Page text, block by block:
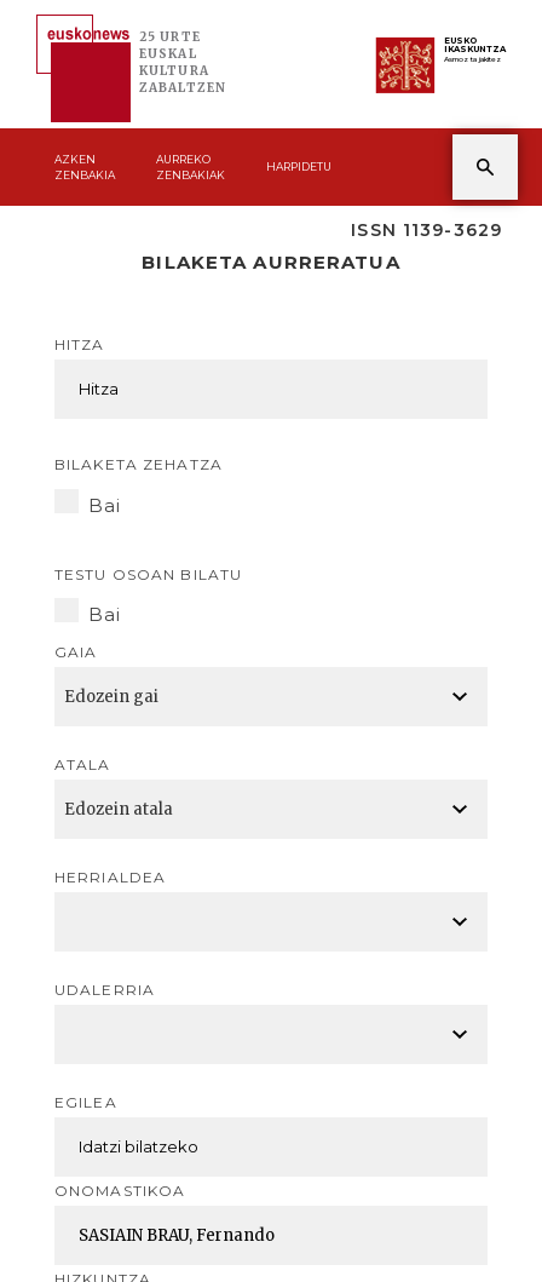
25 URTE
EUSKAL
KULTURA
ZABALTZEN
EUSKO
IKASKUNTZA
Asmoz ta jakitez
AZKEN
ZENBAKIA
AURREKO
ZENBAKIAK
HARPIDETU
ISSN 1139-3629
BILAKETA AURRERATUA
HITZA
BILAKETA ZEHATZA
Bai
TESTU OSOAN BILATU
Bai
GAIA
ATALA
HERRIALDEA
UDALERRIA
EGILEA
ONOMASTIKOA